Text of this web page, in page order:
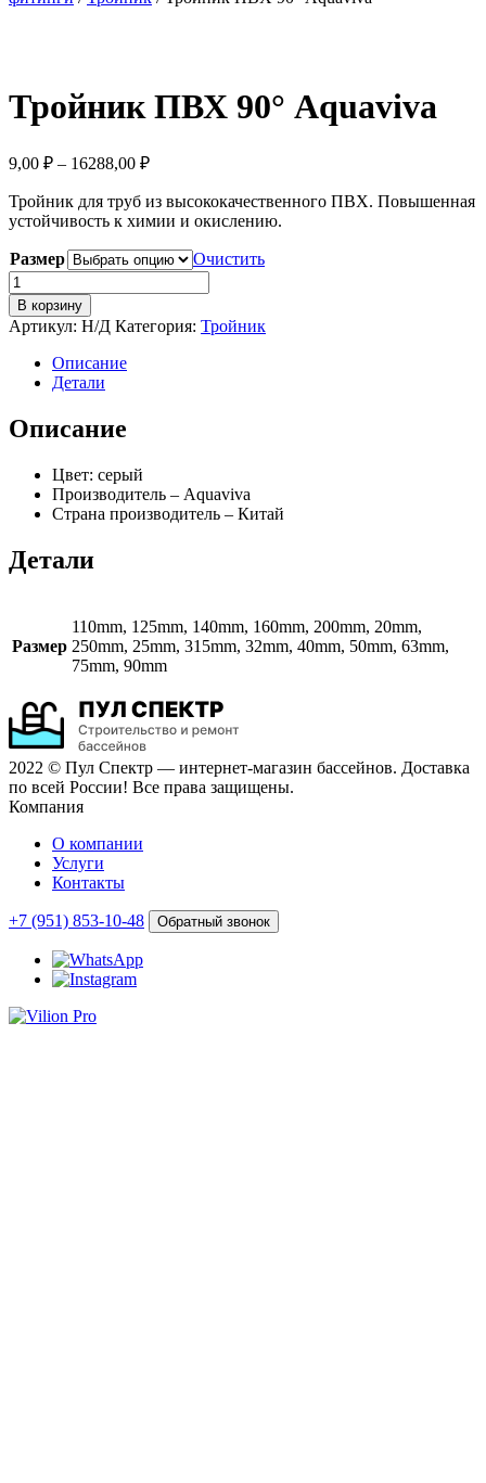
Тройник ПВХ 90° Aquaviva
9,00 ₽ – 16288,00 ₽
Тройник для труб из высококачественного ПВХ. Повышенная
устойчивость к химии и окислению.
Размер
Очистить
Количество
товара
Тройник
ПВХ
Aquaviva
В корзину
Артикул: Н/Д Категория: Тройник
Описание
Детали
Описание
Цвет: серый
Производитель – Aquaviva
Страна производитель – Китай
Детали
Размер
110mm, 125mm, 140mm, 160mm, 200mm, 20mm,
250mm, 25mm, 315mm, 32mm, 40mm, 50mm, 63mm,
75mm, 90mm
2022 © Пул Спектр — интернет-магазин бассейнов. Доставка
по всей России! Все права защищены.
Компания
О компании
Услуги
Контакты
+7 (951) 853-10-48 Обратный звонок